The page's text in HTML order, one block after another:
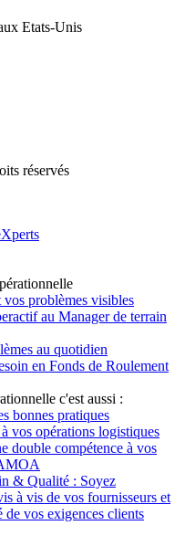
Etats-Unis
réservés
problèmes visibles
au Manager de terrain
au quotidien
en Fonds de Roulement
c'est aussi :
bonnes pratiques
vos opérations logistiques
double compétence à vos
& Qualité : Soyez
à vis de vos fournisseurs et
de vos exigences clients